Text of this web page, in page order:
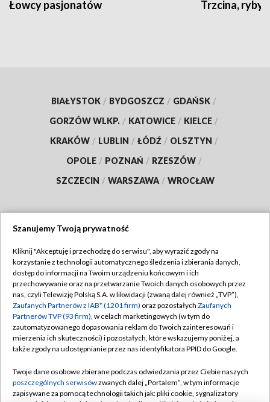
Łowcy pasjonatów Trzcina, ryby
BIAŁYSTOK / BYDGOSZCZ / GDAŃSK /
GORZÓW WLKP. / KATOWICE / KIELCE /
KRAKÓW / LUBLIN / ŁÓDŹ / OLSZTYN /
OPOLE / POZNAŃ / RZESZÓW /
SZCZECIN / WARSZAWA / WROCŁAW
TVP
Abonament TVP
Emisja w TVP
Centrum informacji TVP
Naziemna Telewizja Cyfrowa
Rada Programowa
Regulamin TVP
Polityka prywatności
Moje zgody
Pomoc
Kontakt
Szanujemy Twoją prywatność
Kliknij "Akceptuję i przechodzę do serwisu", aby wyrazić zgody na
korzystanie z technologii automatycznego śledzenia i zbierania danych,
dostęp do informacji na Twoim urządzeniu końcowym i ich
przechowywanie oraz na przetwarzanie Twoich danych osobowych przez
nas, czyli Telewizję Polską S.A. w likwidacji (zwaną dalej również „TVP”),
Zaufanych Partnerów z IAB* (1201 firm) oraz pozostałych Zaufanych
Partnerów TVP (93 firm), w celach marketingowych (w tym do
zautomatyzowanego dopasowania reklam do Twoich zainteresowań i
mierzenia ich skuteczności) i pozostałych, które wskazujemy poniżej, a
także zgody na udostępnianie przez nas identyfikatora PPID do Google.
Twoje dane osobowe zbierane podczas odwiedzania przez Ciebie naszych
poszczególnych serwisówzwanych dalej „Portalem”, w tym informacje
zapisywane za pomocą technologii takich jak: pliki cookie, sygnalizatory